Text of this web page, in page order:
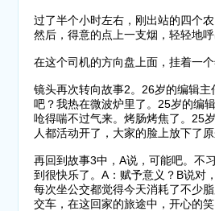
过了半个小时左右，刚出站的四个
然后，得意的点上一支烟，轻轻地
在这个司机的方向盘上面，挂着一
镜头再次转向故事2。26岁的编辑
吧？我热在微波炉里了。25岁的编
呛得喘不过气来。烤肠烤焦了。25
人都活动开了，大家的脸上放下了
再回到故事3中，A说，可能吧。不
到很快乐了。A：赋予意义？B说对
每次坐公交都觉得今天消耗了不少
交车，在这回家的旅途中，开心的